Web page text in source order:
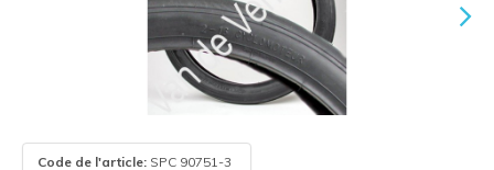
Code de l'article: SPC 90751-3